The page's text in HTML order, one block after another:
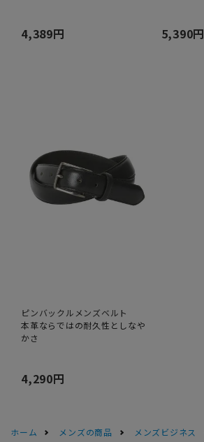
4,389円 5,390円
ピンバックルメンズベルト
本革ならではの耐久性としなや
かさ
4,290円
ホーム メンズの商品 メンズビジネス